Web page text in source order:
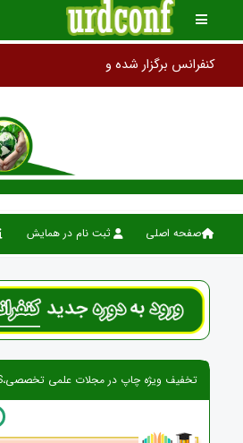
صفحه اصلی ثبت نام در همایش
تخفیف ویژه چاپ در مجلات علمی تخصصی،ISI,SCOPUS